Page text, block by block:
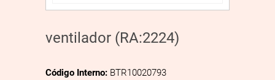
ventilador (RA:2224)
Código Interno: BTR10020793